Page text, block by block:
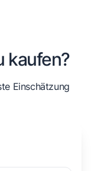
kaufen?
Einschätzung